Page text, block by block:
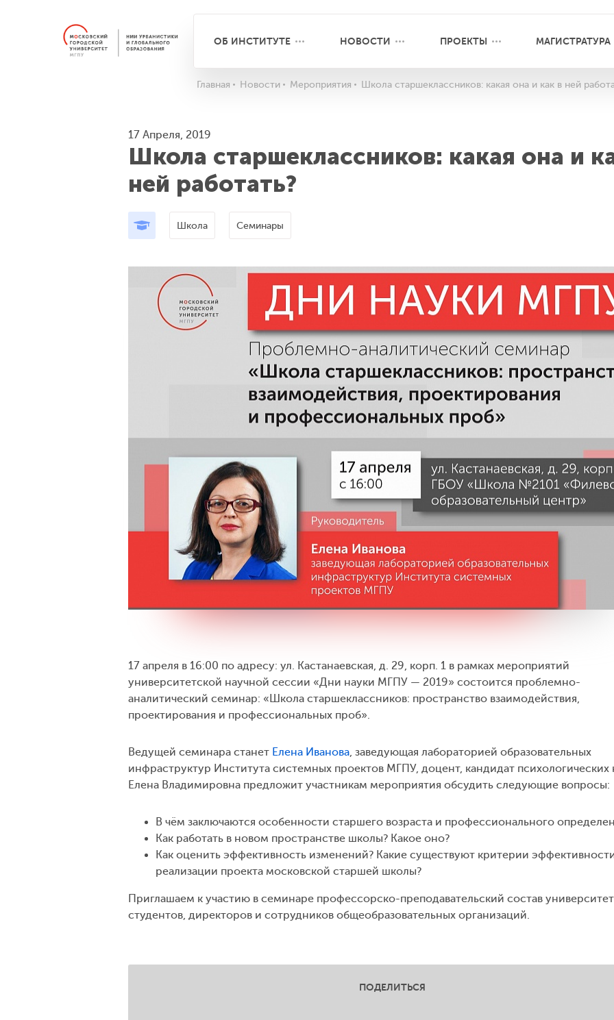
ОБ ИНСТИТУТЕ НОВОСТИ ПРОЕКТЫ МАГИСТРАТУРА
Главная Новости Мероприятия Школа старшеклассников: какая она и как в ней
17 Апреля, 2019
Школа старшеклассников: какая она и
ней работать?
Школа Семинары
17 апреля в 16:00 по адресу: ул. Кастанаевская, д. 29, корп. 1 в рамках мероприятий
университетской научной сессии «Дни науки МГПУ — 2019» состоится проблемно-
аналитический семинар: «Школа старшеклассников: пространство взаимодействия,
проектирования и профессиональных проб».
Ведущей семинара станет Елена Иванова , заведующая лабораторией образовательных
инфраструктур Института системных проектов МГПУ, доцент, кандидат психологических
Елена Владимировна предложит участникам мероприятия обсудить следующие вопросы:
В чём заключаются особенности старшего возраста и профессионального
Как работать в новом пространстве школы? Какое оно?
Как оценить эффективность изменений? Какие существуют критерии
реализации проекта московской старшей школы?
Приглашаем к участию в семинаре профессорско-преподавательский состав
студентов, директоров и сотрудников общеобразовательных организаций.
ПОДЕЛИТЬСЯ